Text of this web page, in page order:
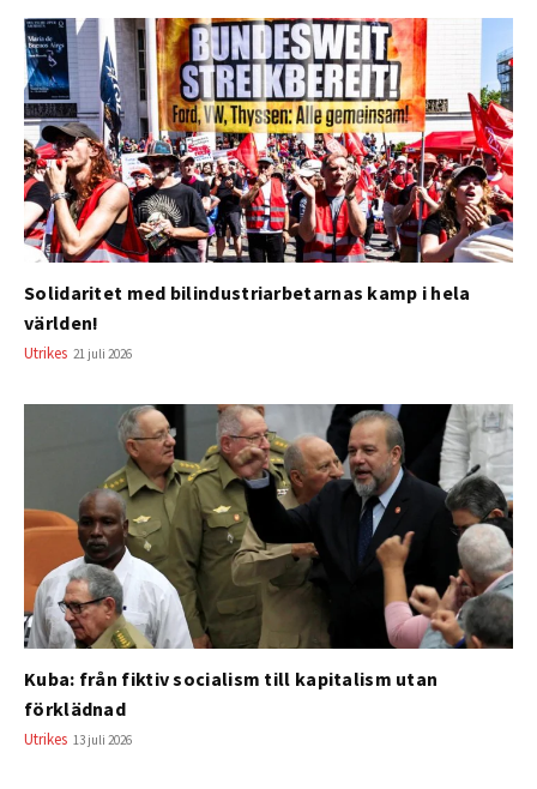
Solidaritet med bilindustriarbetarnas kamp i hela
världen!
Utrikes 21 juli 2026
Kuba: från fiktiv socialism till kapitalism utan
förklädnad
Utrikes 13 juli 2026